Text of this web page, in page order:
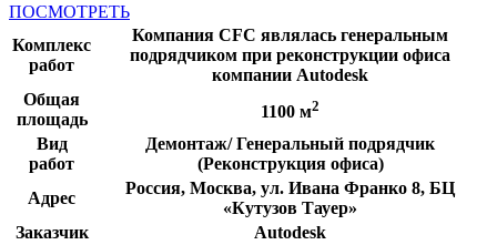
ПОСМОТРЕТЬ
Комплекс
работ
Компания CFC являлась генеральным
подрядчиком при реконструкции офиса
компании Autodesk
Общая
площадь
1100 м2
Вид
работ
Демонтаж/ Генеральный подрядчик
(Реконструкция офиса)
Адрес
Россия, Москва, ул. Ивана Франко 8, БЦ
«Кутузов Тауер»
Заказчик
Autodesk